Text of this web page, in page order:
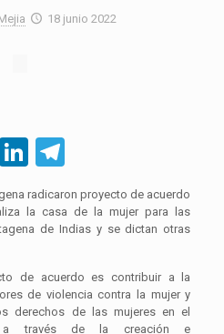
18 junio 2022
X LinkedIn
radicaron proyecto de acuerdo
la casa de la mujer para las
de Indias y se dictan otras
de acuerdo es contribuir a la
de violencia contra la mujer y
derechos de las mujeres en el
a través de la creación e